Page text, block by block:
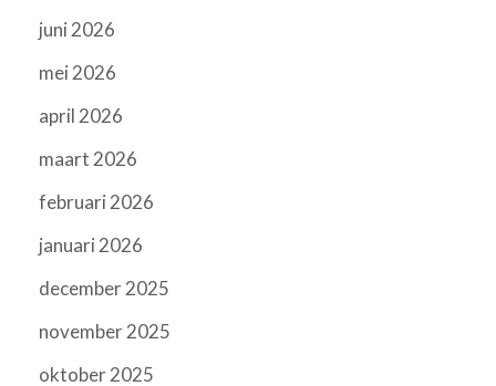
juni 2026
mei 2026
april 2026
maart 2026
februari 2026
januari 2026
december 2025
november 2025
oktober 2025